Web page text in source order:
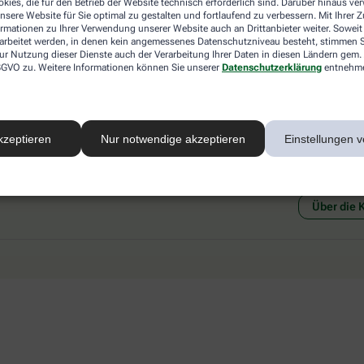
die für den Betrieb der Website technisch erforderlich sind. Darüber hinaus
Website für Sie optimal zu gestalten und fortlaufend zu verbessern. Mit Ihrer
zu Ihrer Verwendung unserer Website auch an Drittanbieter weiter. Soweit
werden, in denen kein angemessenes Datenschutzniveau besteht, stimmen
Nutzung dieser Dienste auch der Verarbeitung Ihrer Daten in diesen Ländern
zu. Weitere Informationen können Sie unserer Datenschutzerklärung
Nur notwendige akzeptieren Einstellungen
einer anderen akzeptierten
Ihrer Apotheke vor Ort.
Abholung in der Apotheke
Botendienstlieferung
Social Media Ein
Über die